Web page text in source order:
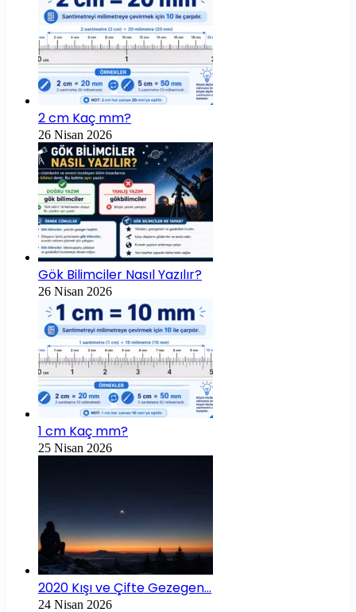
2 cm Kaç mm?
26 Nisan 2026
Gök Bilimciler Nasıl Yazılır?
26 Nisan 2026
1 cm Kaç mm?
25 Nisan 2026
2020 Kışı ve Çifte Gezegen…
24 Nisan 2026